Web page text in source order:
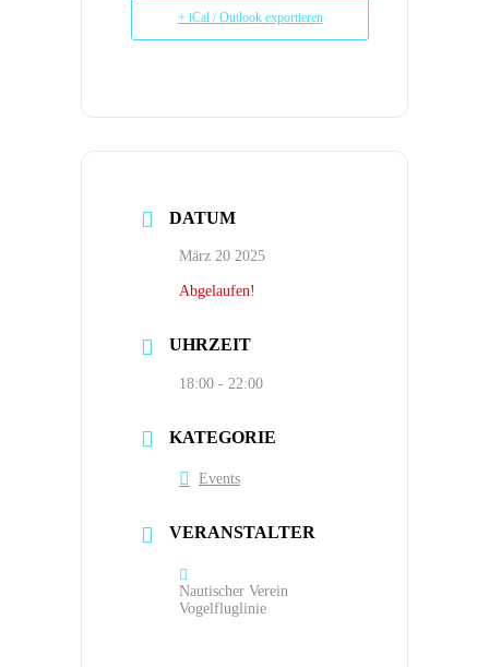
+ iCal / Outlook exportieren
DATUM
März 20 2025
Abgelaufen!
UHRZEIT
18:00 - 22:00
KATEGORIE
Events
VERANSTALTER
Nautischer Verein
Vogelfluglinie